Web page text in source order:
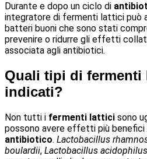
Durante e dopo un ciclo di
integratore di fermenti lattici può
batteri buoni che sono stati
prevenire o ridurre gli effetti
associata agli antibiotici.
Quali tipi di
indicati?
Non tutti i fermenti lattici sono
possono avere effetti più benefici
antibiotico. Lactobacillus
boulardii, Lactobacillus acidophilus